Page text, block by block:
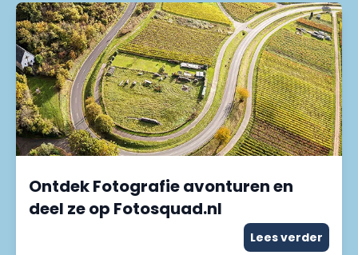
Ontdek Fotografie avonturen en
deel ze op Fotosquad.nl
Lees verder